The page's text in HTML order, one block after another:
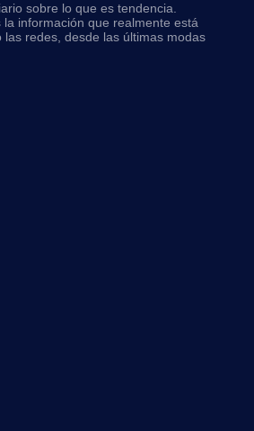
sobre lo que es tendencia.
la información que realmente está
las redes, desde las últimas modas